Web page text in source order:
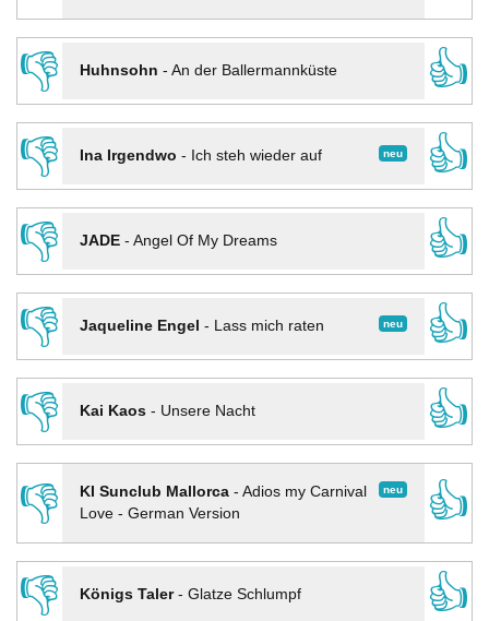
👎
Huhnsohn - An der Ballermannküste
👍
👎
neu
Ina Irgendwo - Ich steh wieder auf
👍
👎
JADE- Angel Of My Dreams
👍
👎
neu
Jaqueline Engel - Lass mich raten
👍
👎
Kai Kaos- Unsere Nacht
👍
👎
neu
KI Sunclub Mallorca- Adios my Carnival
Love - German Version
👍
👎
Königs Taler- Glatze Schlumpf
👍